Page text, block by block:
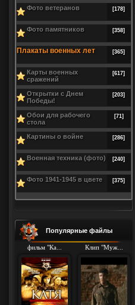
Фото ветеранов [178]
Фото памятников [358]
Плакаты военных лет [365]
Карты военных
сражений
[617]
Открытки с Днем
Победы!
[203]
Обои для рабочего
стола
[71]
Картины о войне [286]
Военная техника (фото) [240]
Фото 1941-1945 в цвете [375]
Популярные файлы
фильм "Ка... Клип "Муж...